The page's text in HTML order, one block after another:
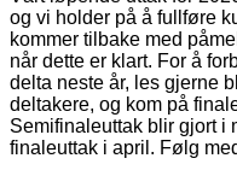
og vi holder på å fullføre
kommer tilbake med
når dette er klart. For å
delta neste år, les gjerne
deltakere, og kom på
Semifinaleuttak blir gjort i
finaleuttak i april. Følg